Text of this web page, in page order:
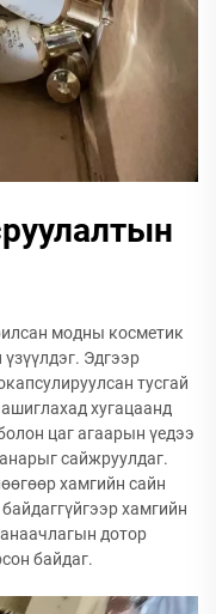
модны косметик
Эдгээр
тусгай
хугацаанд
цаг агаарын үедээ
сайжруулдаг.
хамгийн сайн
хамгийн
дотор
байдаг.